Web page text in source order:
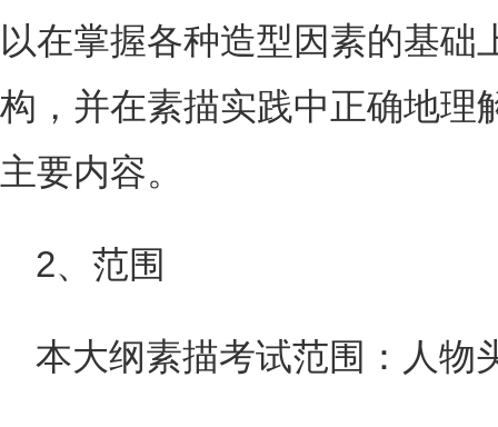
以在掌握各种造型因素的基础
构，并在素描实践中正确地理
主要内容。
2、范围
本大纲素描考试范围：人物